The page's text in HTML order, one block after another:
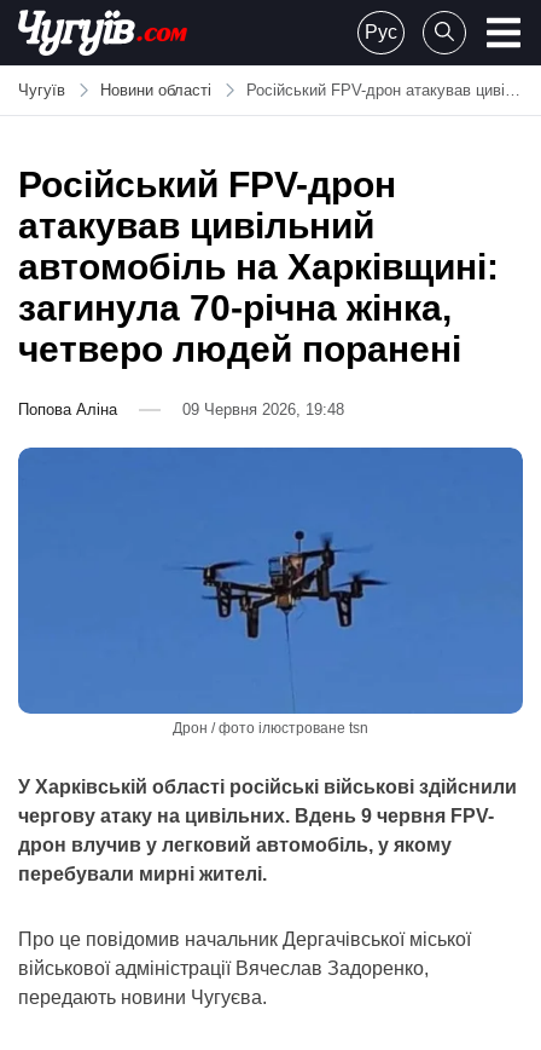
Skip
content
Chuguiv
Рус
Чугуїв Новини області Російський FPV-дрон атакував цивільний автомобіль на Харківщині: загинула 70-річна жінка, четверо людей поранені
Російський FPV-дрон
атакував цивільний
автомобіль на Харківщині:
загинула 70-річна жінка,
четверо людей поранені
Попова Аліна 09 Червня 2026, 19:48
Дрон / фото ілюстроване tsn
У Харківській області російські військові здійснили
чергову атаку на цивільних. Вдень 9 червня FPV-
дрон влучив у легковий автомобіль, у якому
перебували мирні жителі.
Про це повідомив начальник Дергачівської міської
військової адміністрації Вячеслав Задоренко,
передають новини Чугуєва.